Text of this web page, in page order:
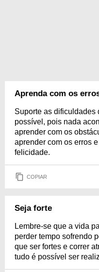
Aprenda com os
Suporte as dificuldades
possível, pois nada
aprender com os
aprender com os erros
felicidade.
COPIAR
Seja forte
Lembre-se que a vida
perder tempo sofrendo
que ser fortes e correr
tudo é possível ser